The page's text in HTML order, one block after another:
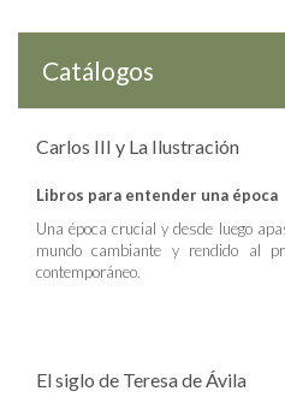
Catálogos
Carlos III y La Ilustración
Libros para entender una época
Una época crucial y desde luego
mundo cambiante y rendido al
contemporáneo.
El siglo de Teresa de Ávila